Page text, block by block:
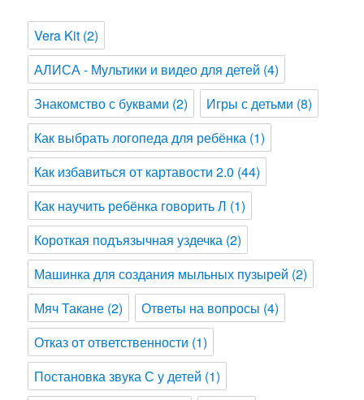
Vera Kit (2)
АЛИСА - Мультики и видео для детей (4)
Знакомство с буквами (2) Игры с детьми (8)
Как выбрать логопеда для ребёнка (1)
Как избавиться от картавости 2.0 (44)
Как научить ребёнка говорить Л (1)
Короткая подъязычная уздечка (2)
Машинка для создания мыльных пузырей (2)
Мяч Такане (2) Ответы на вопросы (4)
Отказ от ответственности (1)
Постановка звука С у детей (1)